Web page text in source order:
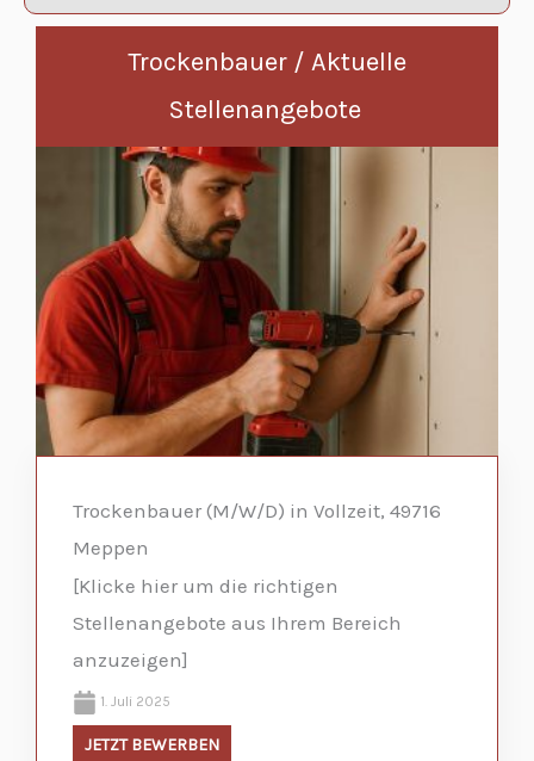
Trockenbauer / Aktuelle
Stellenangebote
Trockenbauer (M/W/D) in Vollzeit, 49716
Meppen
[Klicke hier um die richtigen
Stellenangebote aus Ihrem Bereich
anzuzeigen]
1. Juli 2025
JETZT BEWERBEN